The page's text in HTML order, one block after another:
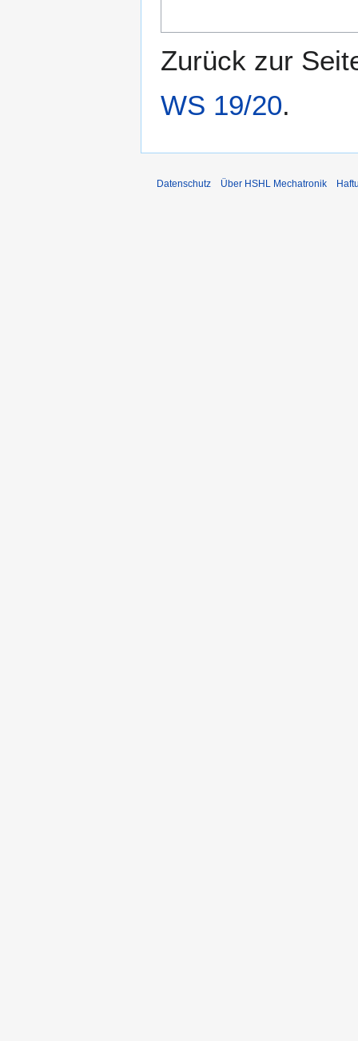
Zurück zur
WS 19/20.
Datenschutz Über HSHL Mechatronik